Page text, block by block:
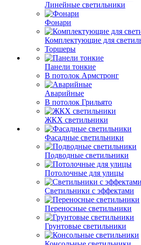
Линейные светильники
Фонари
Комплектующие для
Торшеры
Панели тонкие
В потолок Армстронг
Аварийные
В потолок Грильято
ЖКХ светильники
Фасадные светильники
Подводные светильники
Потолочные для улицы
Светильники с эффектами
Переносные светильники
Грунтовые светильники